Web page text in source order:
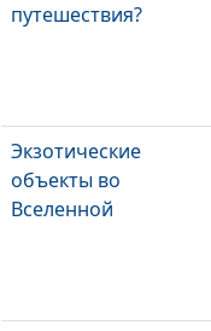
путешествия?
Экзотические
объекты во
Вселенной